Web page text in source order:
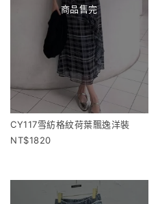
商品售完
CY117雪紡格紋荷葉飄逸洋裝
1820